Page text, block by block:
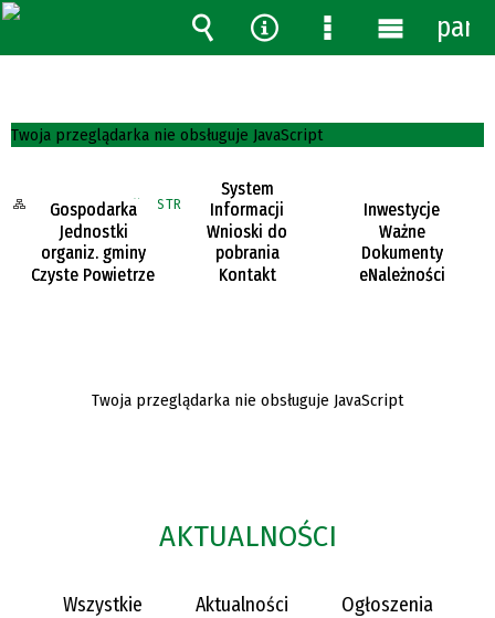
Twoja przeglądarka nie obsługuje JavaScript
MAPA STRONY STRONA GŁÓWNA
Gospodarka
odpadami
System
Informacji
Przestrzennej
Inwestycje
gminne
Jednostki
organiz. gminy
Wnioski do
pobrania
Ważne
Dokumenty
Czyste Powietrze
Kontakt eNależności
Twoja przeglądarka nie obsługuje JavaScript
AKTUALNOŚCI
Wszystkie Aktualności
Ogłoszenia
Wyszukiwarka
Narzędzia
MenuMenu